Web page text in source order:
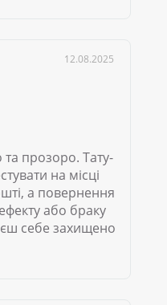
12.08.2025
прозоро. Тату-
на місці
а повернення
або браку
себе захищено